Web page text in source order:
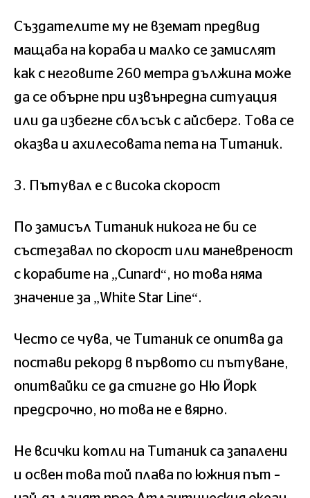
Създателите му не вземат предвид
мащаба на кораба и малко се замислят
как с неговите 260 метра дължина може
да се обърне при извънредна ситуация
или да избегне сблъсък с айсберг. Това се
оказва и ахилесовата пета на Титаник.
3. Пътувал е с висока скорост
По замисъл Титаник никога не би се
състезавал по скорост или маневреност
с корабите на „Cunard“, но това няма
значение за „White Star Line“.
Често се чува, че Титаник се опитва да
постави рекорд в първото си пътуване,
опитвайки се да стигне до Ню Йорк
предсрочно, но това не е вярно.
Не всички котли на Титаник са запалени
и освен това той плава по южния път –